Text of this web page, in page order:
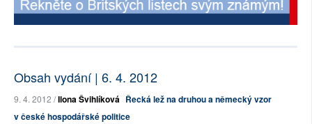
Obsah vydání | 6. 4. 2012
9. 4. 2012 /Ilona Švihlíková Řecká lež na druhou a německý vzor
v české hospodářské politice